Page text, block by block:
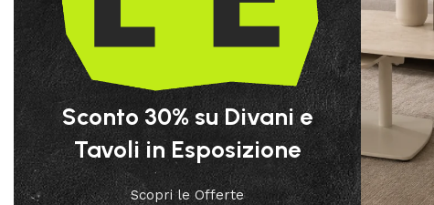
Sconto 30% su Divani e
Tavoli in Esposizione
Scopri le Offerte